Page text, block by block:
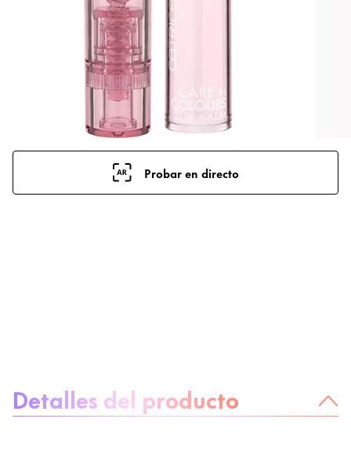
Probar en directo
Detalles del producto